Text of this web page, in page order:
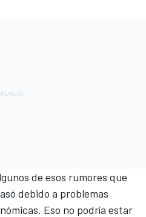
de esos rumores que
debido a problemas
Eso no podría estar